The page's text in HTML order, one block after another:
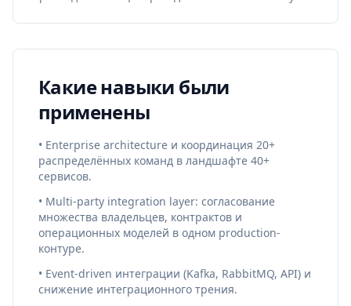
Какие навыки были
применены
• Enterprise architecture и координация 20+
распределённых команд в ландшафте 40+
сервисов.
• Multi-party integration layer: согласование
множества владельцев, контрактов и
операционных моделей в одном production-
контуре.
• Event-driven интеграции (Kafka, RabbitMQ, API) и
снижение интеграционного трения.